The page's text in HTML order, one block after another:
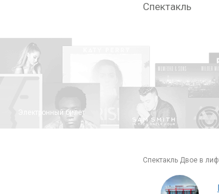
Спектакль
Электронный билет
спектакль Двое в